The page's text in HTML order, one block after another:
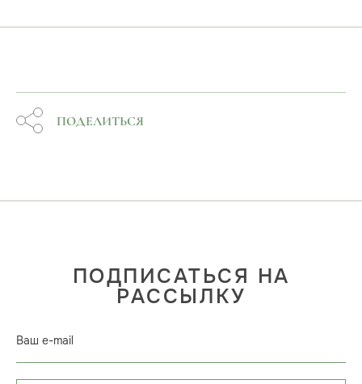
ПОДЕЛИТЬСЯ
ПОДПИСАТЬСЯ НА
РАССЫЛКУ
Ваш e-mail